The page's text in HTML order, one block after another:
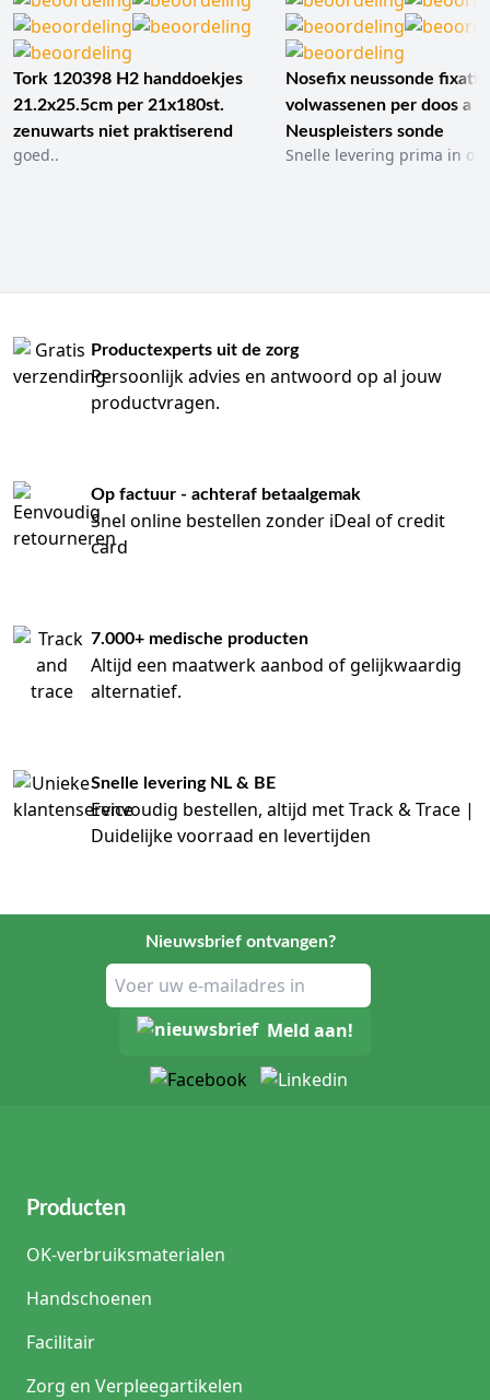
Tork 120398 H2 handdoekjes
21.2x25.5cm per 21x180st.
zenuwarts niet praktiserend
goed..
Nosefix neussonde
volwassenen per doos a
Neuspleisters sonde
Snelle levering prima in
Productexperts uit de zorg
Persoonlijk advies en antwoord op al jouw
productvragen.
Op factuur - achteraf betaalgemak
Snel online bestellen zonder iDeal of credit
card
7.000+ medische producten
Altijd een maatwerk aanbod of gelijkwaardig
alternatief.
Snelle levering NL & BE
Eenvoudig bestellen, altijd met Track & Trace |
Duidelijke voorraad en levertijden
Nieuwsbrief ontvangen?
Meld aan!
Producten
OK-verbruiksmaterialen
Handschoenen
Facilitair
Zorg en Verpleegartikelen